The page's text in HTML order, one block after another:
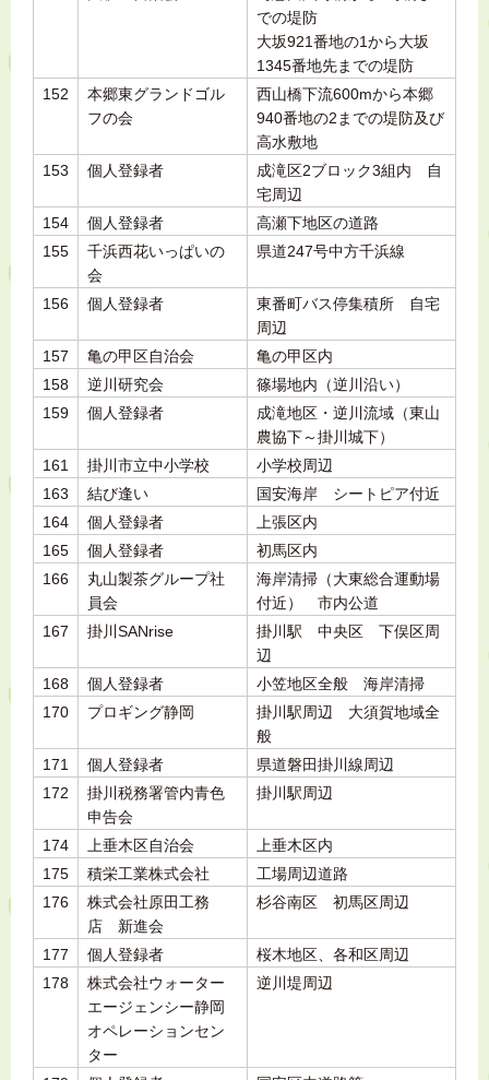
での堤防
大坂921番地の1から大坂
1345番地先までの堤防
152
本郷東グランドゴル
フの会
西山橋下流600mから本郷
940番地の2までの堤防及び
高水敷地
153
個人登録者
成滝区2ブロック3組内 自
宅周辺
154
個人登録者
高瀬下地区の道路
155
千浜西花いっぱいの
会
県道247号中方千浜線
156 個人登録者
東番町バス停集積所 自宅
周辺
157
亀の甲区自治会
亀の甲区内
158
逆川研究会
篠場地内（逆川沿い）
159
個人登録者
成滝地区・逆川流域（東山
農協下～掛川城下）
161
掛川市立中小学校
小学校周辺
163
結び逢い
国安海岸 シートピア付近
164
個人登録者
上張区内
165
個人登録者
初馬区内
166
丸山製茶グループ社
員会
海岸清掃（大東総合運動場
付近） 市内公道
167
掛川SANrise
掛川駅 中央区 下俣区周
辺
168
個人登録者
小笠地区全般 海岸清掃
170
プロギング静岡
掛川駅周辺 大須賀地域全
般
171
個人登録者
県道磐田掛川線周辺
172
掛川税務署管内青色
申告会
掛川駅周辺
174 上垂木区自治会
上垂木区内
175
積栄工業株式会社
工場周辺道路
176
株式会社原田工務
店 新進会
杉谷南区 初馬区周辺
177 個人登録者
桜木地区、各和区周辺
178
株式会社ウォーター
エージェンシー静岡
オペレーションセン
ター
逆川堤周辺